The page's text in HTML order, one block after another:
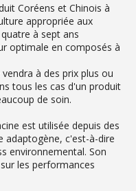
Coréens et Chinois à
appropriée aux
à sept ans
optimale en composés à
à des prix plus ou
tous les cas d'un produit
de soin.
est utilisée depuis des
adaptogène, c'est-à-dire
environnemental. Son
les performances